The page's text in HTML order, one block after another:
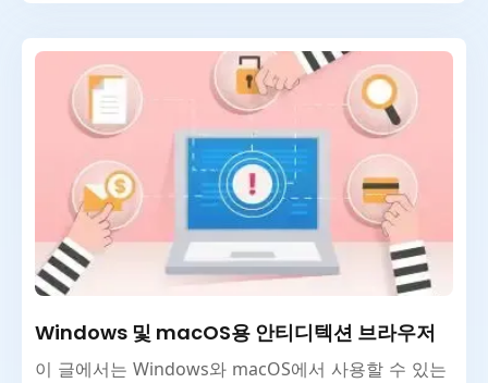
Windows 및 macOS용 안티디텍션 브라우저
이 글에서는 Windows와 macOS에서 사용할 수 있는